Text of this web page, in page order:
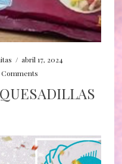
/ abril 17, 2024